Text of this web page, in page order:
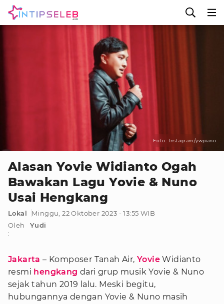
Foto : Instagram/ywpiano
Alasan Yovie Widianto Ogah
Bawakan Lagu Yovie & Nuno
Usai Hengkang
Lokal
Minggu, 22 Oktober 2023 - 13:55 WIB
Oleh
:
Yudi
Jakarta – Komposer Tanah Air,Yovie Widianto
resmi hengkang dari grup musik Yovie & Nuno
sejak tahun 2019 lalu. Meski begitu,
hubungannya dengan Yovie & Nuno masih